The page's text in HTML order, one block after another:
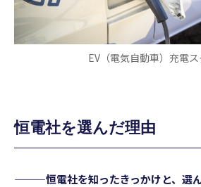
EV（電気自動車）充電
恒電社を選んだ理由
———恒電社を知ったきっかけと、選